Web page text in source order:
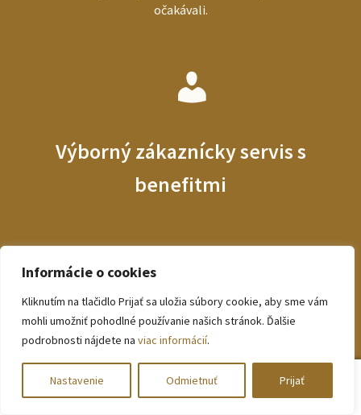
Informácie o cookies
Kliknutím na tlačidlo Prijať sa uložia súbory cookie, aby sme vám
mohli umožniť pohodlné používanie našich stránok. Ďalšie
podrobnosti nájdete na viac informácií.
Nastavenie Odmietnuť Prijať
očakávali.
Výborný zákaznícky servis s
benefitmi
ZDARMA, široký výber módneho tovaru, kvalitné fotografie
oblečenia a výborný zákaznícky servis
Hľadať:
Vyhľadávanie